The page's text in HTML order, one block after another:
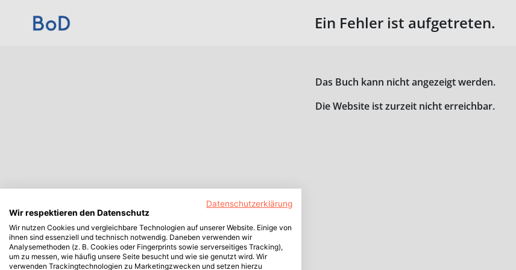
Ein Fehler ist aufgetreten.
Das Buch kann nicht angezeigt werden.
Die Website ist zurzeit nicht erreichbar.
Datenschutzerklärung
Wir respektieren den Datenschutz
Wir nutzen Cookies und vergleichbare Technologien auf unserer Website. Einige von
ihnen sind essenziell und technisch notwendig. Daneben verwenden wir
Analysemethoden (z. B. Cookies oder Fingerprints sowie serverseitiges Tracking),
um zu messen, wie häufig unsere Seite besucht und wie sie genutzt wird. Wir
verwenden Trackingtechnologien zu Marketingzwecken und setzen hierzu